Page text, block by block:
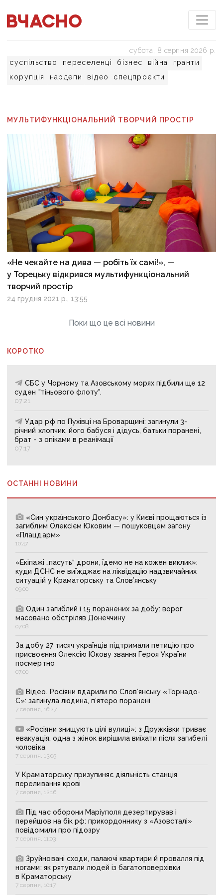
суспільство переселенці бізнес війна
гранти
корупція
нардепи відео спецпроєкти
субота, 8 серпня 2026 р.
МУЛЬТИФУНКЦІОНАЛЬНИЙ ТВОРЧИЙ ПРОСТІР
«Не чекайте на дива — робіть їх самі!», —
у Торецьку відкрився мультифункціональний
творчий простір
24 грудня 2021 р., 13:55
Поки що це всі новини
КОРОТКО
СБС у Чорному та Азовському морях підбили ще 12
суден "тіньового флоту".
07:21
Удар рф по Пухівці на Броварщині: загинули 3-
річний хлопчик, його бабуся і дідусь, батьки поранені,
брат - з опіками в реанімації
07:17
ОСТАННІ НОВИНИ
«Син українського Донбасу»: у Києві прощаються із
загиблим Олексієм Юковим — пошуковцем загону
«Плацдарм»
10:47
«Екіпажі „пасуть“ дрони, їдемо не на кожен виклик»:
куди ДСНС не виїжджає на ліквідацію надзвичайних
ситуацій у Краматорську та Слов’янську
09:00
Один загиблий і 15 поранених за добу: ворог
масовано обстріляв Донеччину
07:08
За добу 27 тисяч українців підтримали петицію про
присвоєння Олексію Юкову звання Героя України
посмертно
07:00
Відео. Росіяни вдарили по Слов’янську «Торнадо-
С»: загинула людина, п’ятеро поранені
7 серпня, 16:27
«Росіяни знищують цілі вулиці»: з Дружківки триває
евакуація, одна з жінок вирішила виїхати після загибелі
чоловіка
7 серпня, 13:05
У Краматорську призупиняє діяльність станція
переливання крові
7 серпня, 12:16
Під час оборони Маріуполя дезертирував і
перейшов на бік рф: прикордоннику з «Азовсталі»
повідомили про підозру
7 серпня, 11:03
Зруйновані сходи, палаючі квартири й провалля під
ногами: як рятували людей із багатоповерхівки
в Краматорську
7 серпня, 10:17